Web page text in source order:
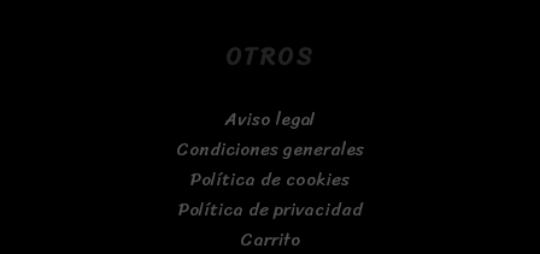
OTROS
Aviso legal
Condiciones generales
Política de cookies
Política de privacidad
Carrito